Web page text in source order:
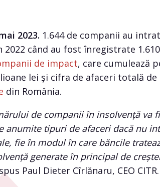
2023. 1.644 de companii au
când au fost înregistrate
de impact, care cumulează
lei și cifra de afaceri totală
din România.
de companii în insolvență va
anumite tipuri de afaceri dacă nu
fie în modul în care băncile
generate în principal de
Paul Dieter Cîrlănaru, CEO CITR.